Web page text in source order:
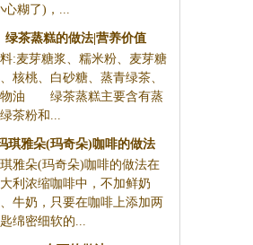
芽糖醇、核桃、白砂糖、蒸
主要含有蒸青绿茶粉和...
琪雅朵(玛奇朵)咖啡的做法
雅朵(玛奇朵)咖啡的做法在
、牛奶，只要在咖啡上添加两
绵密细软的...
布丁的做法
法【原料】蜂蜜、酸奶、白兰
胶(这个基本在南北货市场可